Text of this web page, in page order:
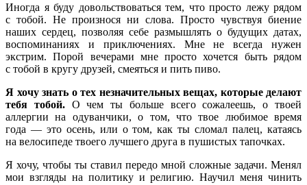
Иногда я буду довольствоваться тем, что просто лежу рядом
с тобой. Не произнося ни слова. Просто чувствуя биение
наших сердец, позволяя себе размышлять о будущих датах,
воспоминаниях и приключениях. Мне не всегда нужен
экстрим. Порой вечерами мне просто хочется быть рядом
с тобой в кругу друзей, смеяться и пить пиво.
Я хочу знать о тех незначительных вещах, которые делают
тебя тобой.О чем ты больше всего сожалеешь, о твоей
аллергии на одуванчики, о том, что твое любимое время
года — это осень, или о том, как ты сломал палец, катаясь
на велосипеде твоего лучшего друга в пушистых тапочках.
Я хочу, чтобы ты ставил передо мной сложные задачи. Менял
мои взгляды на политику и религию. Научил меня чинить